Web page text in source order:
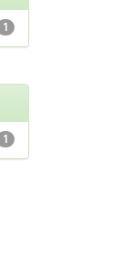
1
1